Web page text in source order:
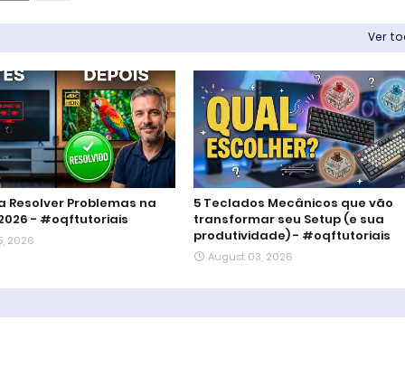
Ver
Resolver Problemas na
- #oqftutoriais
2026
5 Teclados Mecânicos que vão
transformar seu Setup (e sua
produtividade) - #oqftutoriais
August 03, 2026